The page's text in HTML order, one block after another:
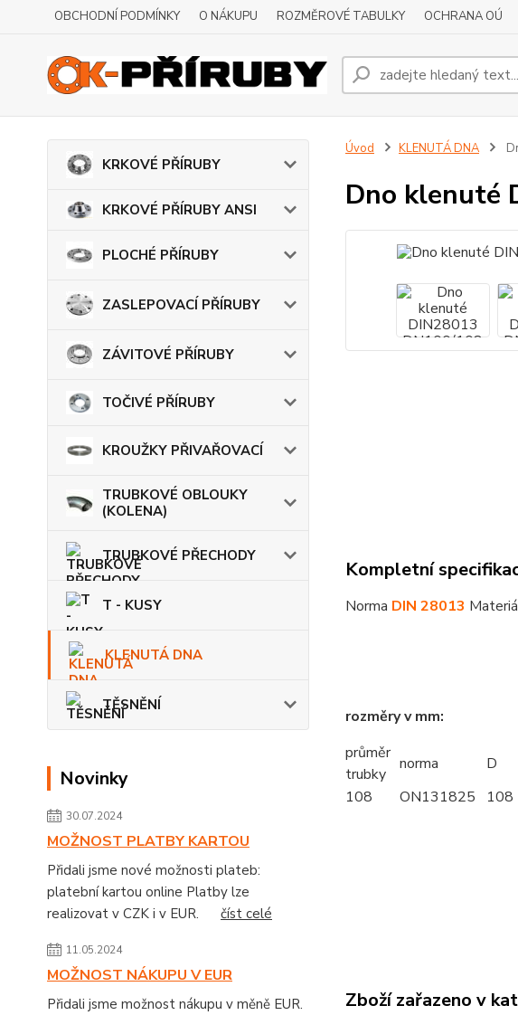
OBCHODNÍ PODMÍNKY O NÁKUPU ROZMĚROVÉ TABULKY OCHRANA OÚ
KRKOVÉ PŘÍRUBY
KRKOVÉ PŘÍRUBY ANSI
PLOCHÉ PŘÍRUBY
ZASLEPOVACÍ PŘÍRUBY
ZÁVITOVÉ PŘÍRUBY
TOČIVÉ PŘÍRUBY
KROUŽKY PŘIVAŘOVACÍ
TRUBKOVÉ OBLOUKY
(KOLENA)
TRUBKOVÉ PŘECHODY
T - KUSY
KLENUTÁ DNA
TĚSNĚNÍ
Novinky
30.07.2024
MOŽNOST PLATBY KARTOU
Přidali jsme nové možnosti plateb:
platební kartou online Platby lze
realizovat v CZK i v EUR. číst celé
11.05.2024
MOŽNOST NÁKUPU V EUR
Přidali jsme možnost nákupu v měně EUR.
Úvod KLENUTÁ DNA
Dno klenuté
Kompletní
Norma DIN 28013
rozměry v mm:
průměr
trubky
norma D
108
ON131825 108
Zboží zařazeno v